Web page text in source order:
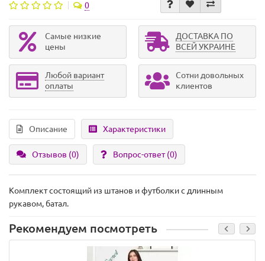
0
Самые низкие
цены
ДОСТАВКА ПО
ВСЕЙ УКРАИНЕ
Любой вариант
оплаты
Сотни довольных
клиентов
Описание Характеристики
Отзывов (0) Вопрос-ответ(0)
Комплект состоящий из штанов и футболки с длинным
рукавом, батал.
Рекомендуем посмотреть